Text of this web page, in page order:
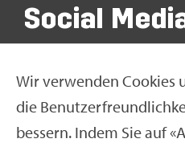
Wir ver­wen­den Coo­kies
die
bes­sern. Indem Sie auf
So­ci­al